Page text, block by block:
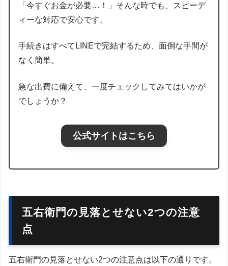
「今すぐお金が必要…！」そんな時でも、スピーデ
ィーな対応で安心です。
手続きはすべてLINEで完結するため、面倒な手間が
なく簡単。
急な出費に備えて、一度チェックしてみてはいかが
でしょうか？
公式サイトはこちら
五右衛門の見落とせない2つの注意
点
五右衛門の見落とせない2つの注意点は以下の通りです。